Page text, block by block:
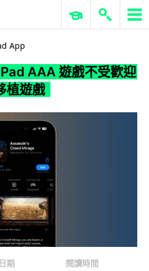
ERP 與商業 AI
App
AAA 遊戲不受歡迎
植遊戲
期
閱讀時間